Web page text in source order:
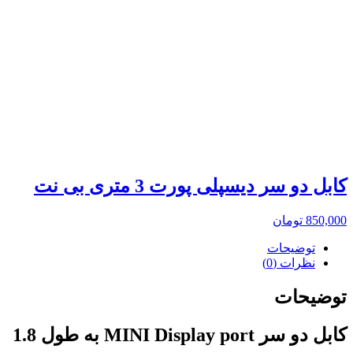
کابل دو سر دیسپلی پورت 3 متری بی نت
850,000 تومان
توضیحات
نظرات (0)
توضیحات
کابل دو سر MINI Display port به طول 1.8